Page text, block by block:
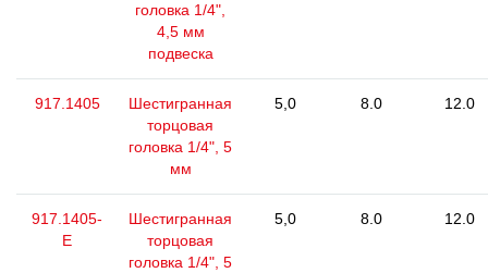
головка 1/4",
4,5 мм
подвеска
917.1405
Шестигранная
торцовая
головка 1/4", 5
мм
5,0 8.0 12.0
917.1405-
E
Шестигранная
торцовая
головка 1/4", 5
5,0 8.0 12.0